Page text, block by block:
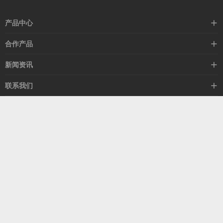
产品中心
高速线缆
以太网交换机
合作产品
希捷硬盘
新闻资讯
行业动态
技术视角
联系我们